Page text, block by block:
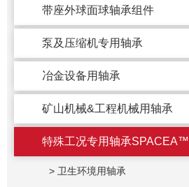
带座外球面球轴承组件
泵及压缩机专用轴承
冶金设备用轴承
矿山机械&工程机械用轴承
特殊工况专用轴承SPACEA™
> 卫生环境用轴承